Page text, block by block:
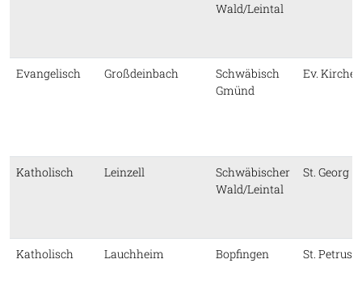
Wald/Leintal
Evangelisch Großdeinbach
Schwäbisch
Gmünd
Ev. Kirche
Katholisch Leinzell
Schwäbischer
Wald/Leintal
St. Georg
Katholisch Lauchheim Bopfingen St. Petrus